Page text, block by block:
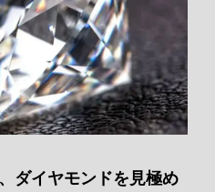
ダイヤモンドを見極め